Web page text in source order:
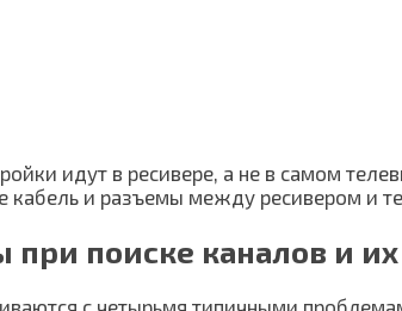
идут в ресивере, а не в самом
кабель и разъемы между ресивером и
поиске каналов и
с четырьмя типичными